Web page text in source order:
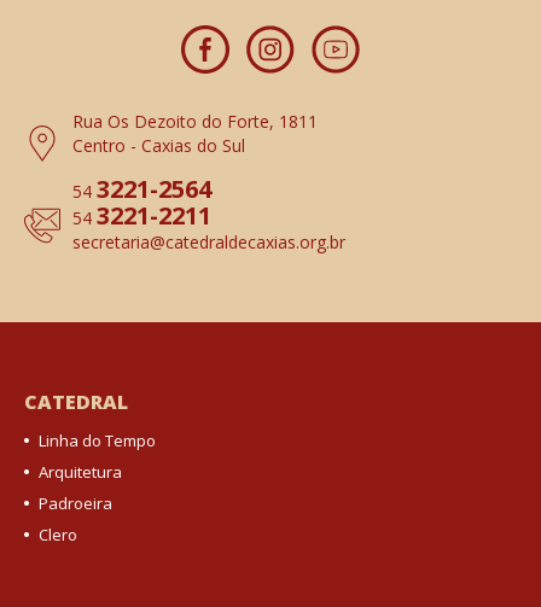
Rua Os Dezoito do Forte, 1811
Centro - Caxias do Sul
54 3221-2564
54 3221-2211
secretaria@catedraldecaxias.org.br
CATEDRAL
Linha do Tempo
Arquitetura
Padroeira
Clero